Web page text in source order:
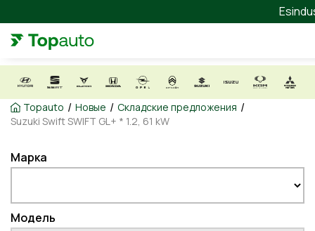
Topauto / Новые / Складские предложения /
Suzuki Swift SWIFT GL+ * 1.2, 61 kW
Марка
Модель